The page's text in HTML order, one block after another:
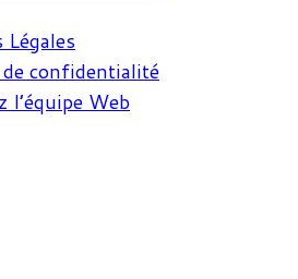
Légales
de confidentialité
l’équipe Web